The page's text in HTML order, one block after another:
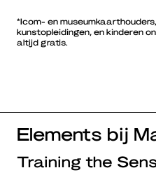
*Icom- en
kunstopleidingen, en kinderen
altijd gratis.
Elements bij
Training the